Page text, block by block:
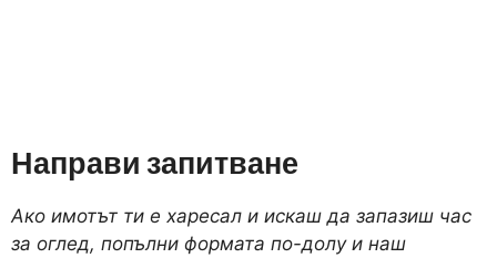
Направи запитване
Ако имотът ти е харесал и искаш да запазиш час
за оглед, попълни формата по-долу и наш